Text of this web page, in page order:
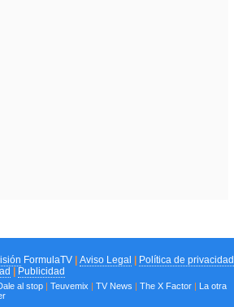
FormulaTV Aviso Legal
Política de privacidad
Publicidad
al stop | Teuvemix | TV News | The X Factor | La otra